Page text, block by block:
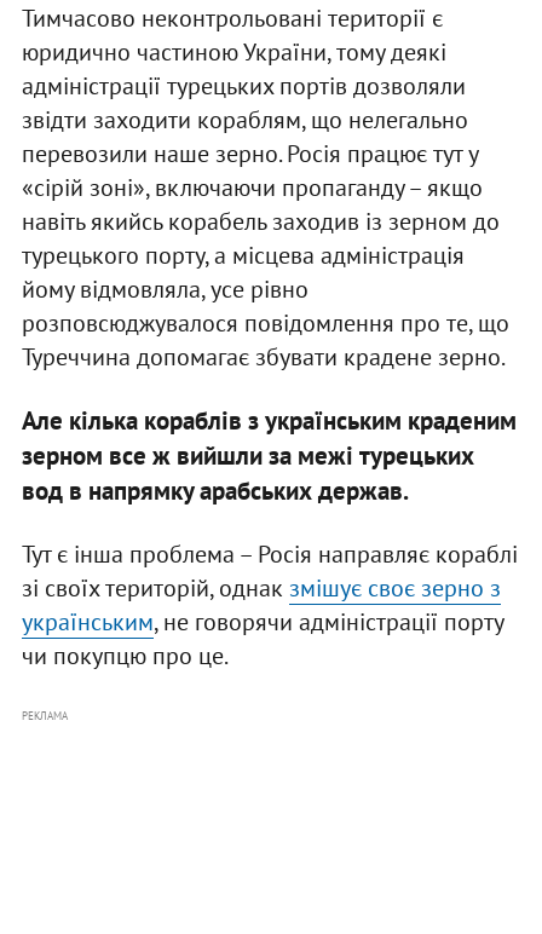
Тимчасово неконтрольовані території є
юридично частиною України, тому деякі
адміністрації турецьких портів дозволяли
звідти заходити кораблям, що нелегально
перевозили наше зерно. Росія працює тут у
«сірій зоні», включаючи пропаганду – якщо
навіть якийсь корабель заходив із зерном до
турецького порту, а місцева адміністрація
йому відмовляла, усе рівно
розповсюджувалося повідомлення про те, що
Туреччина допомагає збувати крадене зерно.
Але кілька кораблів з українським краденим
зерном все ж вийшли за межі турецьких
вод в напрямку арабських держав.
Тут є інша проблема – Росія направляє кораблі
зі своїх територій, однак змішує своє зерно з
українським, не говорячи адміністрації порту
чи покупцю про це.
РЕКЛАМА